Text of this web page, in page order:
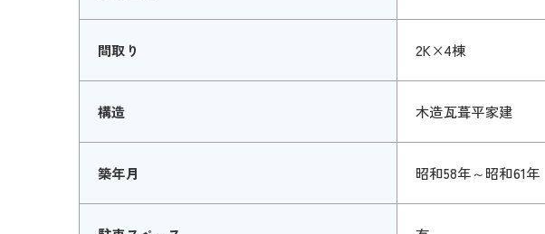
間取り 2K×4棟
構造 木造瓦葺平家建
築年月 昭和58年～昭和61年